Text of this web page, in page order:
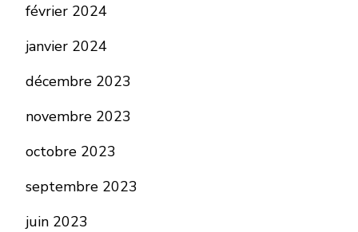
février 2024
janvier 2024
décembre 2023
novembre 2023
octobre 2023
septembre 2023
juin 2023